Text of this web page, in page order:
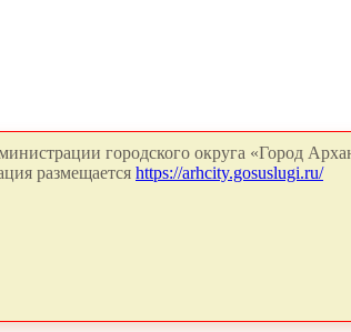
городского округа «Город
размещается https://arhcity.gosuslugi.ru/